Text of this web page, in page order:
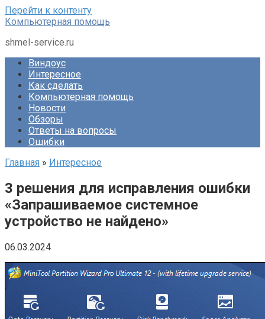
Перейти к контенту
Компьютерная помощь
shmel-service.ru
Виндоус
Интересное
Как сделать
Компьютерная помощь
Новости
Обзоры
Ответы на вопросы
Ошибки
Главная » Интересное
3 решения для исправления ошибки
«Запрашиваемое системное
устройство не найдено»
06.03.2024